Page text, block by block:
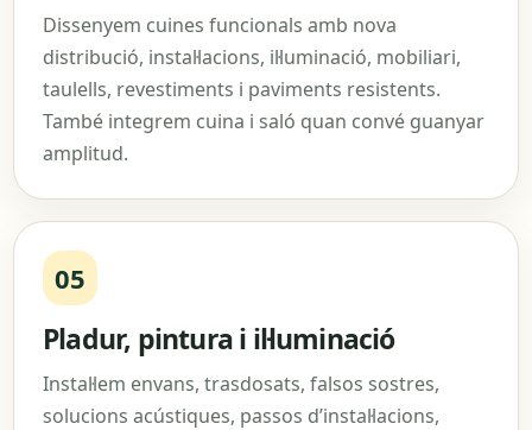
Dissenyem cuines funcionals amb nova
distribució, instal·lacions, il·luminació, mobiliari,
taulells, revestiments i paviments resistents.
També integrem cuina i saló quan convé guanyar
amplitud.
05
Pladur, pintura i il·luminació
Instal·lem envans, trasdosats, falsos sostres,
solucions acústiques, passos d’instal·lacions,